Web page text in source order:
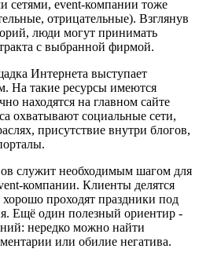
сетями, event-компании тоже
отрицательные). Взглянув
люди могут принимать
с выбранной фирмой.
Интернета выступает
На такие ресурсы имеются
находятся на главном сайте
охватывают социальные сети,
присутствие внутри блогов,
служит необходимым шагом для
компании. Клиенты делятся
проходят праздники под
Ещё один полезный ориентир -
нередко можно найти
или обилие негатива.